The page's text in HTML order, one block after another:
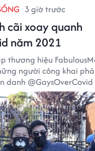
3 giờ trước
cãi xoay quanh
năm 2021
thương hiệu
người công khai
danh
cảnh đại dịch COVID-